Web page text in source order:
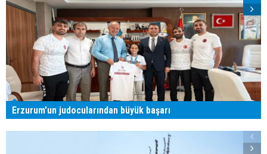
Erzurum'un judocularından büyük başarı